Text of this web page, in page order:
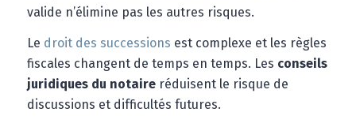
valide n’élimine pas les autres risques.
Le droit des successions est complexe et les règles
fiscales changent de temps en temps. Les conseils
juridiques du notaireréduisent le risque de
discussions et difficultés futures.